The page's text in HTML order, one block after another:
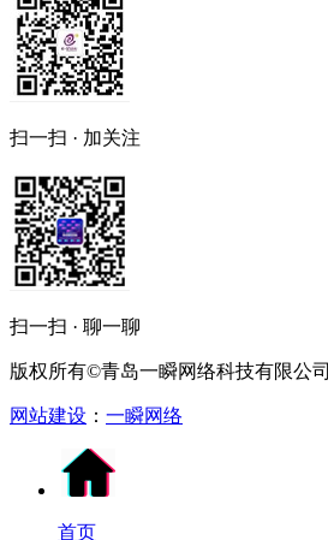
扫一扫 · 加关注
扫一扫 · 聊一聊
版权所有©青岛一瞬网络科技有限公司
网站建设 ： 一瞬网络
首页